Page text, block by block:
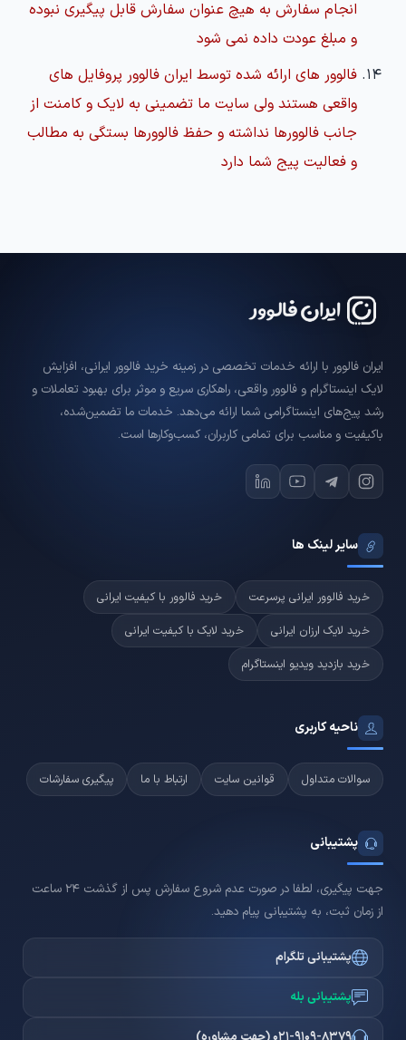
انجام سفارش به هیچ عنوان سفارش قابل پیگیری نبوده
و مبلغ عودت داده نمی شود
فالوور های ارائه شده توسط ایران فالوور پروفایل های
واقعی هستند ولی سایت ما تضمینی به لایک و کامنت از
جانب فالوورها نداشته و حفظ فالوورها بستگی به مطالب
و فعالیت پیج شما دارد
ایران فالوور با ارائه خدمات تخصصی در زمینه خرید فالوور ایرانی، افزایش
لایک اینستاگرام و فالوور واقعی، راهکاری سریع و موثر برای بهبود تعاملات و
رشد پیج‌های اینستاگرامی شما ارائه می‌دهد. خدمات ما تضمین‌شده،
باکیفیت و مناسب برای تمامی کاربران، کسب‌وکارها است.
سایر لینک ها
خرید فالوور ایرانی پرسرعت
خرید فالوور با کیفیت ایرانی
خرید لایک ارزان ایرانی
خرید لایک با کیفیت ایرانی
خرید بازدید ویدیو اینستاگرام
ناحیه کاربری
سوالات متداول قوانین سایت ارتباط با ما پیگیری سفارشات
پشتیبانی
جهت پیگیری، لطفا در صورت عدم شروع سفارش پس از گذشت 24 ساعت
از زمان ثبت، به پشتیبانی پیام دهید.
پشتیبانی تلگرام
پشتیبانی بله